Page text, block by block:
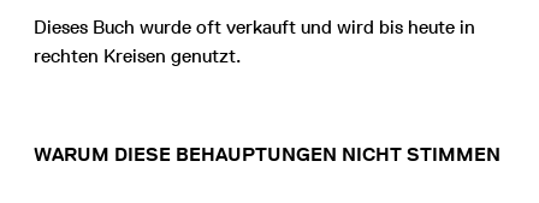
Dieses Buch wurde oft verkauft und wird bis heute in
rechten Kreisen genutzt.
WARUM DIESE BEHAUPTUNGEN NICHT STIMMEN